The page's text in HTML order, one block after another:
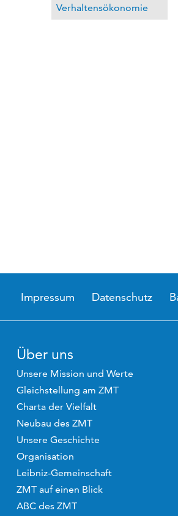
Verhaltensökonomie
Impressum Datenschutz
Über uns
Unsere Mission und Werte
Gleichstellung am ZMT
Charta der Vielfalt
Neubau des ZMT
Unsere Geschichte
Organisation
Leibniz-Gemeinschaft
ZMT auf einen Blick
ABC des ZMT